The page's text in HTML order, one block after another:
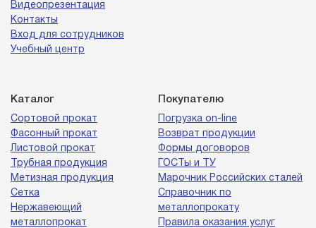
Видеопрезентация
Контакты
Вход для сотрудников
Учебный центр
Каталог
Сортовой прокат
Фасонный прокат
Листовой прокат
Трубная продукция
Метизная продукция
Сетка
Нержавеющий
металлопрокат
Покупателю
Погрузка on-line
Возврат продукции
Формы договоров
ГОСТы и ТУ
Марочник Российских сталей
Справочник по
металлопрокату
Правила оказания услуг